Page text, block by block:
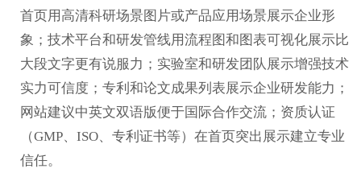
首页用高清科研场景图片或产品应用场景展示企业形
象；技术平台和研发管线用流程图和图表可视化展示比
大段文字更有说服力；实验室和研发团队展示增强技术
实力可信度；专利和论文成果列表展示企业研发能力；
网站建议中英文双语版便于国际合作交流；资质认证
（GMP、ISO、专利证书等）在首页突出展示建立专业
信任。